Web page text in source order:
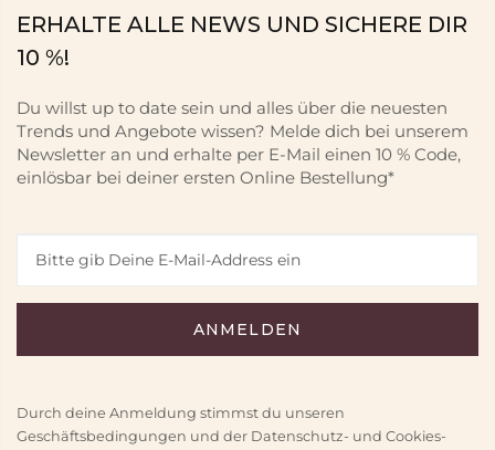
ERHALTE ALLE NEWS UND SICHERE DIR
10 %!
Du willst up to date sein und alles über die neuesten
Trends und Angebote wissen? Melde dich bei unserem
Newsletter an und erhalte per E-Mail einen 10 % Code,
einlösbar bei deiner ersten Online Bestellung*
Durch deine Anmeldung stimmst du unseren
Geschäftsbedingungen und der Datenschutz- und Cookies-